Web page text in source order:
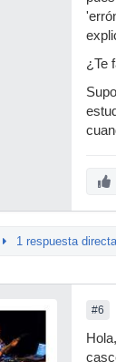
¿Te
1 respuesta directa
#6